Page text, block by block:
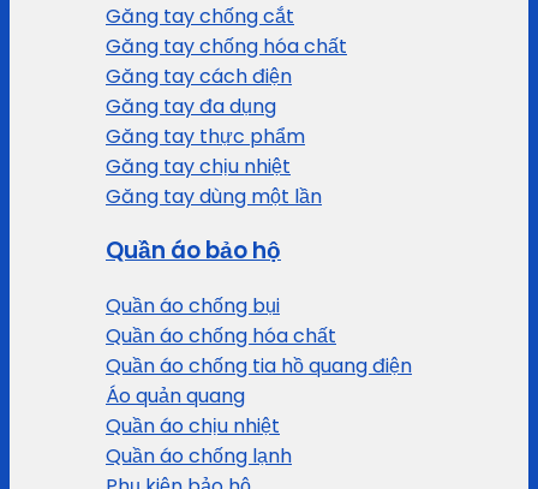
Găng tay chống cắt
Găng tay chống hóa chất
Găng tay cách điện
Găng tay đa dụng
Găng tay thực phẩm
Găng tay chịu nhiệt
Găng tay dùng một lần
Quần áo bảo hộ
Quần áo chống bụi
Quần áo chống hóa chất
Quần áo chống tia hồ quang điện
Áo quản quang
Quần áo chịu nhiệt
Quần áo chống lạnh